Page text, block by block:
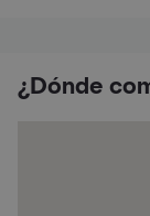
¿Dónde